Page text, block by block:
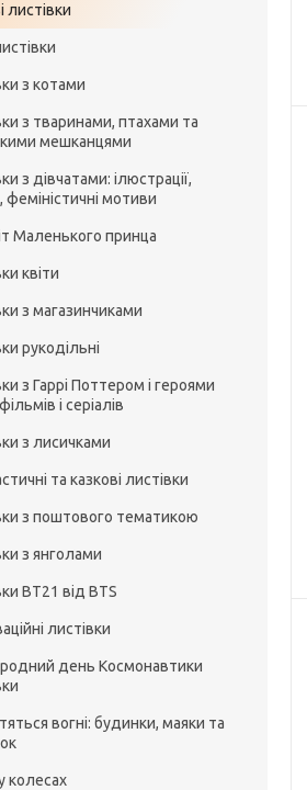
листівки
з котами
з тваринами, птахами та
мешканцями
з дівчатами: ілюстрації,
феміністичні мотиви
Маленького принца
квіти
з магазинчиками
рукодільні
з Гаррі Поттером і героями
і серіалів
з лисичками
та казкові листівки
з поштового тематикою
з янголами
BT21 від BTS
листівки
день Космонавтики
вогні: будинки, маяки та
колесах